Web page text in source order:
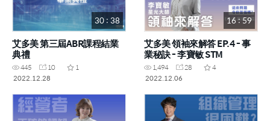
30 : 38
艾多美 第三屆ABR課程結業
典禮
445 10
1
2022.12.28
16 : 59
艾多美 領袖來解答 EP.4 - 事
業秘訣 - 李寶敏 STM
1,494 28
4
2022.12.06